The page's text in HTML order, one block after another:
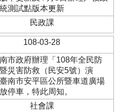
測試點版本更新
民政課
108-03-28
市政府辦理「108年全民防
災害防救（民安5號）演
南市安平區公所暨車道廣場
停車，特此周知。
社會課